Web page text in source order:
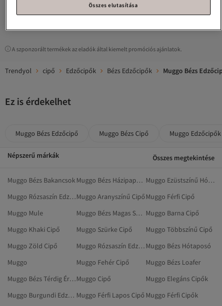
A szponzorált termékek az eladók által kiemelt promóciós ajánlatok.
Trendyol cipő Edzőcipők Bézs Edzőcipők Muggo Bézs
Ez is érdekelhet
Muggo Bézs Edzőcipő Muggo Bézs Cipő Muggo Edzőcipők
Népszerű márkák Összes megtekintése
Muggo Bézs Bakancsok Muggo Bézs Házipapucsok
Muggo Ezüstszínű Hótaposó
Muggo Rózsaszín EdzőcipőkMuggo Aranyszínű CipőMuggo Férfi Cipő
Muggo Mule
Muggo Bézs Magas Sarkú Cipő Muggo Barna Cipő
Muggo Khaki Cipő
Muggo Szürke Cipő
Muggo Többszínű Cipő
Muggo Zöld Cipő
Muggo Rózsaszín Edzőcipő Muggo Bézs Hótaposó
Muggo
Muggo Fehér Cipő
Muggo Bézs Loafer
Muggo Bézs Térdig Érő CsizmaMuggo Cipő
Muggo Elegáns Cipők
Muggo Burgundi Edzőcipő Muggo Férfi Lapos Cipő Muggo Férfi Cipők
Összes elutasítása